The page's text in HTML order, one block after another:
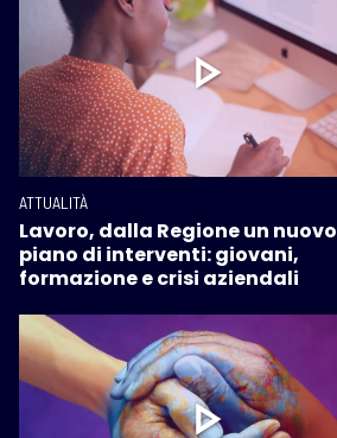
ATTUALITÀ
Lavoro, dalla Regione un nuovo
piano di interventi: giovani,
formazione e crisi aziendali